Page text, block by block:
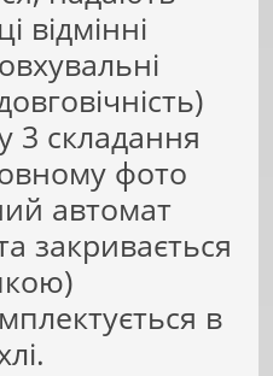
відмінні
3 складання
фото
автомат
закривається
в